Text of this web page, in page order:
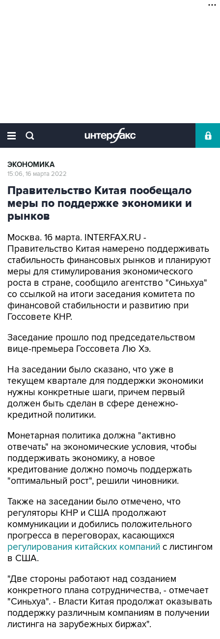
ЭКОНОМИКА
15:06, 16 марта 2022
Правительство Китая пообещало
меры по поддержке экономики и
рынков
Москва. 16 марта. INTERFAX.RU -
Правительство Китая намерено поддерживать
стабильность финансовых рынков и планируют
меры для стимулирования экономического
роста в стране, сообщило агентство "Синьхуа"
со ссылкой на итоги заседания комитета по
финансовой стабильности и развитию при
Госсовете КНР.
Заседание прошло под председательством
вице-премьера Госсовета Лю Хэ.
На заседании было сказано, что уже в
текущем квартале для поддержки экономики
нужны конкретные шаги, причем первый
должен быть сделан в сфере денежно-
кредитной политики.
Монетарная политика должна "активно
отвечать" на экономические условия, чтобы
поддерживать экономику, а новое
кредитование должно помочь поддержать
"оптимальный рост", решили чиновники.
Также на заседании было отмечено, что
регуляторы КНР и США продолжают
коммуникации и добились положительного
прогресса в переговорах, касающихся
регулирования китайских компаний с листингом
в США.
"Две стороны работают над созданием
конкретного плана сотрудничества, - отмечает
"Синьхуа". - Власти Китая продолжат оказывать
поддержку различным компаниям в получении
листинга на зарубежных биржах".